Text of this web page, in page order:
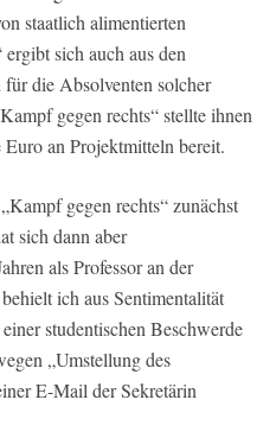
staatlich alimentierten
sich auch aus den
die Absolventen solcher
gegen rechts“ stellte ihnen
an Projektmitteln bereit.
gegen rechts“ zunächst
sich dann aber
als Professor an der
ich aus Sentimentalität
studentischen Beschwerde
„Umstellung des
E-Mail der Sekretärin